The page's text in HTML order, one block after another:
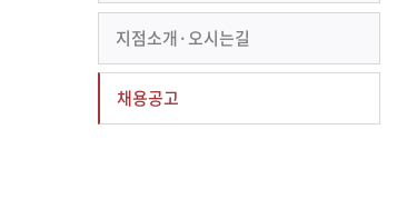
지점소개·오시는길
채용공고